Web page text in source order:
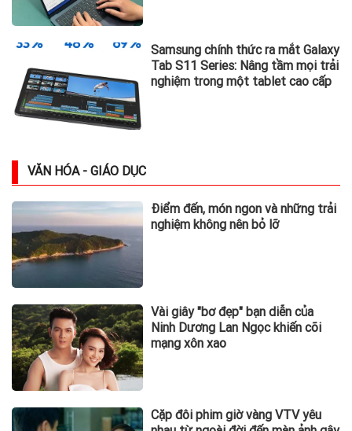
Samsung chính thức ra mắt Galaxy
Tab S11 Series: Nâng tầm mọi trải
nghiệm trong một tablet cao cấp
VĂN HÓA - GIÁO DỤC
Điểm đến, món ngon và những trải
nghiệm không nên bỏ lỡ
Vài giây "bơ đẹp" bạn diễn của
Ninh Dương Lan Ngọc khiến cõi
mạng xôn xao
Cặp đôi phim giờ vàng VTV yêu